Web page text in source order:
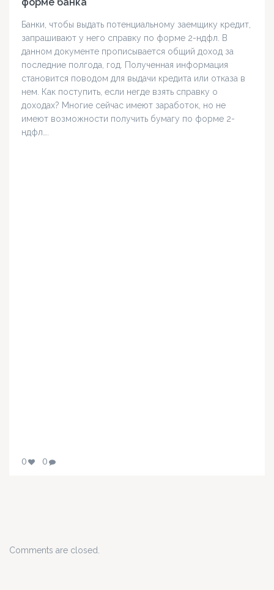
форме банка
Банки, чтобы выдать потенциальному заемщику кредит,
запрашивают у него справку по форме 2-ндфл. В
данном документе прописывается общий доход за
последние полгода, год. Полученная информация
становится поводом для выдачи кредита или отказа в
нем. Как поступить, если негде взять справку о
доходах? Многие сейчас имеют заработок, но не
имеют возможности получить бумагу по форме 2-
ндфл….
0 0
Comments are closed.